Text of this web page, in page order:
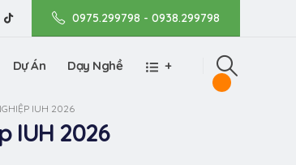
0975.299798 - 0938.299798
Dự Án Dạy Nghề +
IUH 2026
IUH 2026